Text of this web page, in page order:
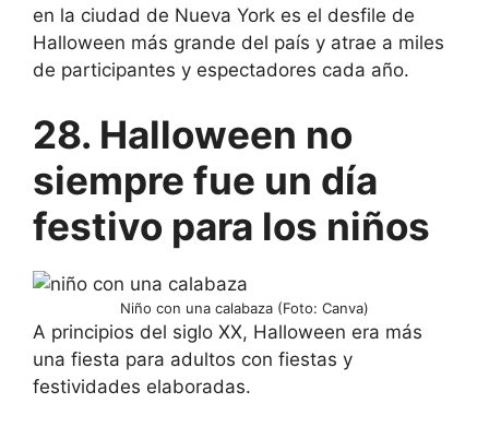
en la ciudad de Nueva York es el desfile de
Halloween más grande del país y atrae a miles
de participantes y espectadores cada año.
28. Halloween no
siempre fue un día
festivo para los niños
Niño con una calabaza (Foto: Canva)
A principios del siglo XX, Halloween era más
una fiesta para adultos con fiestas y
festividades elaboradas.